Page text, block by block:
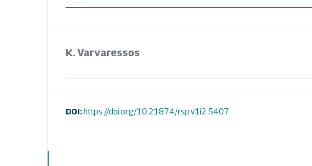
K. Varvaressos
DOI:https://doi.org/10.21874/rsp.v1i2.5407